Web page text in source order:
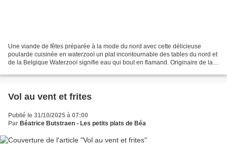
Une viande de fêtes préparée à la mode du nord avec cette délicieuse
poularde cuisinée en waterzooï un plat incontournable des tables du nord et
de la Belgique Waterzooï signifie eau qui bout en flamand. Originaire de la
Vol au vent et frites
Publié le 31/10/2025 à 07:00
Par Béatrice Butstraen - Les petits plats de Béa